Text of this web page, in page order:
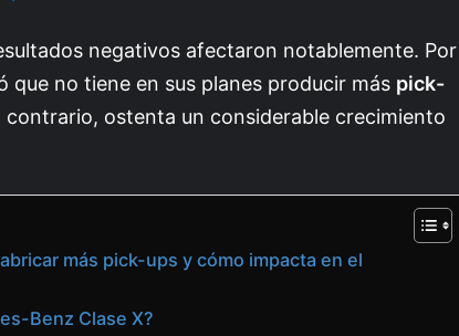
negativos afectaron notablemente. Por
que no tiene en sus planes producir más pick-
contrario, ostenta un considerable crecimiento
más pick-ups y cómo impacta en el
Benz Clase X?